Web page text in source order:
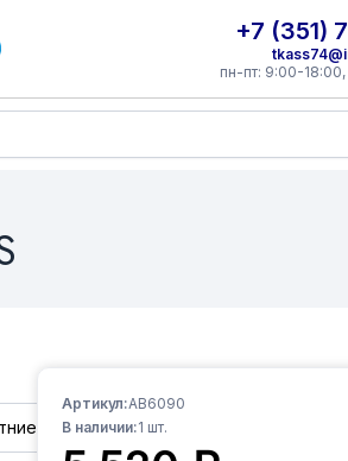
+7 (351)
пн-пт: 9:00-
Артикул:AB6090
В наличии:1 шт.